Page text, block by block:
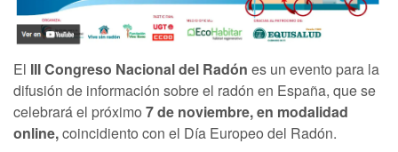
El III Congreso Nacional del Radón es un evento para la
difusión de información sobre el radón en España, que se
celebrará el próximo 7 de noviembre, en modalidad
online,coincidiento con el Día Europeo del Radón.